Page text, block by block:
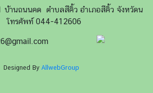
านถนนคด ตำบลสีคิ้ว อำเภอสีคิ้ว จังหวัดน
โทรศัพท์ 044-412606
Designed By AllwebGroup